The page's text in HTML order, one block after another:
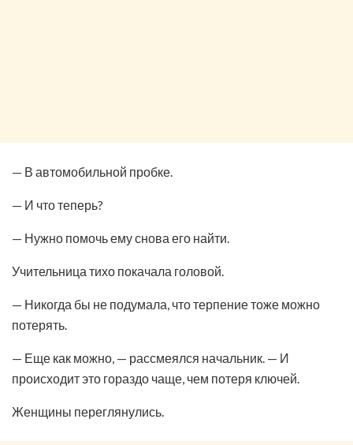
— В автомобильной пробке.
— И что теперь?
— Нужно помочь ему снова его найти.
Учительница тихо покачала головой.
— Никогда бы не подумала, что терпение тоже можно
потерять.
— Еще как можно, — рассмеялся начальник. — И
происходит это гораздо чаще, чем потеря ключей.
Женщины переглянулись.